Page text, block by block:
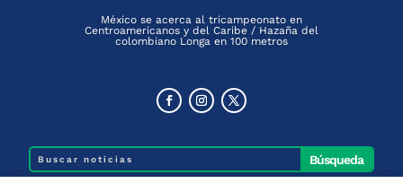
México se acerca al tricampeonato en
Centroamericanos y del Caribe / Hazaña del
colombiano Longa en 100 metros